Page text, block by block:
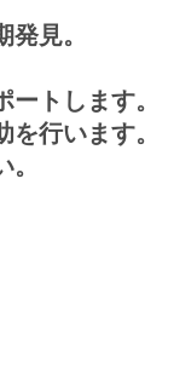
見。
トします。
行います。